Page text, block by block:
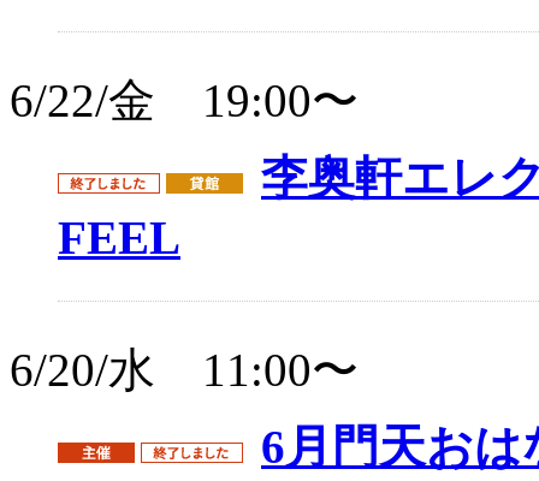
6/22/金 19:00〜
李奥軒エレ
FEEL
6/20/水 11:00〜
6月門天お